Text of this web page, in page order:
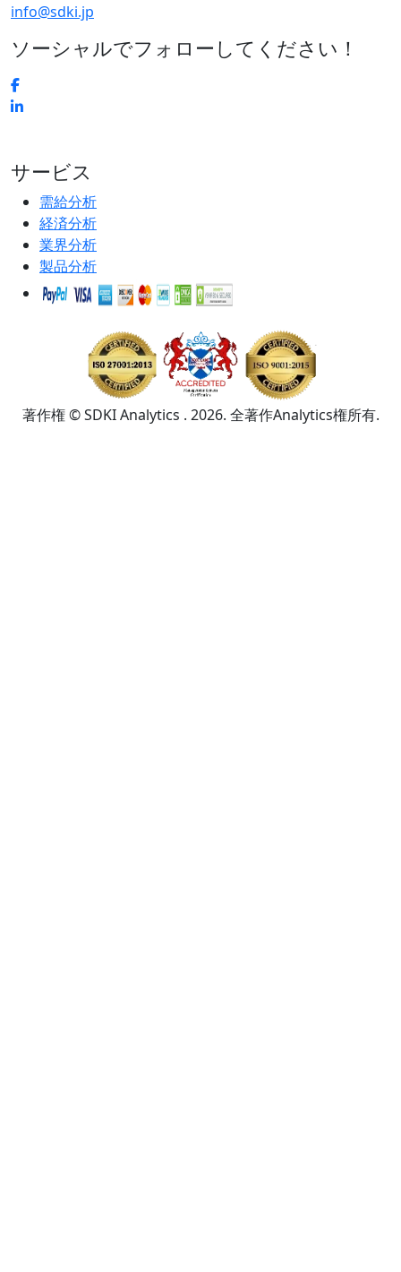
info@sdki.jp
ソーシャルでフォローしてください！
サービス
需給分析
経済分析
業界分析
製品分析
著作権 © SDKI Analytics . 2026. 全著作Analytics権所有.